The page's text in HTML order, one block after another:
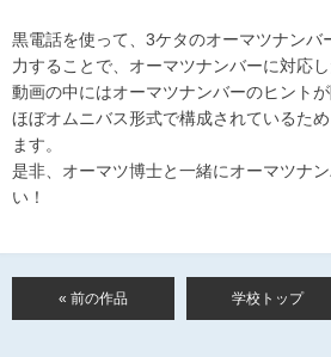
黒電話を使って、3ケタのオーマツナンバ
力することで、オーマツナンバーに対応
動画の中にはオーマツナンバーのヒント
ほぼオムニバス形式で構成されているた
ます。
是非、オーマツ博士と一緒にオーマツナ
い！
« 前の作品 学校トップ